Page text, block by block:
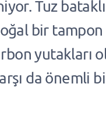
Tuz
bir
yutakları
da önemli